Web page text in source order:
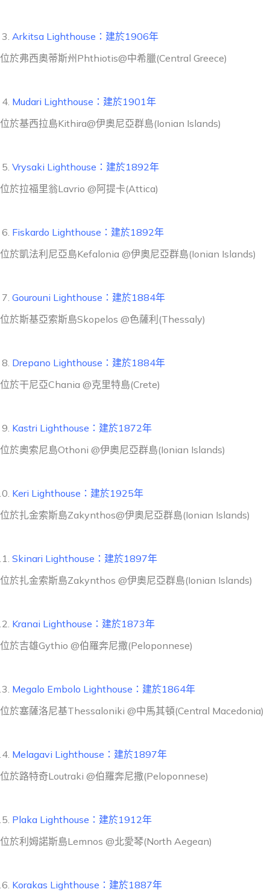
Arkitsa Lighthouse：建於1906年
位於弗西奧蒂斯州Phthiotis@中希臘(Central Greece)
Mudari Lighthouse：建於1901年
位於基西拉島Kithira@伊奧尼亞群島(Ionian Islands)
Vrysaki Lighthouse：建於1892年
位於拉福里翁Lavrio @阿提卡(Attica)
Fiskardo Lighthouse：建於1892年
位於凱法利尼亞島Kefalonia @伊奧尼亞群島(Ionian Islands)
Gourouni Lighthouse：建於1884年
位於斯基亞索斯島Skopelos @色薩利(Thessaly)
Drepano Lighthouse：建於1884年
位於干尼亞Chania @克里特島(Crete)
Kastri Lighthouse：建於1872年
位於奧索尼島Othoni @伊奧尼亞群島(Ionian Islands)
Keri Lighthouse：建於1925年
位於扎金索斯島Zakynthos@伊奧尼亞群島(Ionian Islands)
Skinari Lighthouse：建於1897年
位於扎金索斯島Zakynthos @伊奧尼亞群島(Ionian Islands)
Kranai Lighthouse：建於1873年
位於吉雄Gythio @伯羅奔尼撒(Peloponnese)
Megalo Embolo Lighthouse：建於1864年
位於塞薩洛尼基Thessaloniki @中馬其頓(Central Macedonia)
Melagavi Lighthouse：建於1897年
位於路特奇Loutraki @伯羅奔尼撒(Peloponnese)
Plaka Lighthouse：建於1912年
位於利姆諾斯島Lemnos @北愛琴(North Aegean)
Korakas Lighthouse：建於1887年